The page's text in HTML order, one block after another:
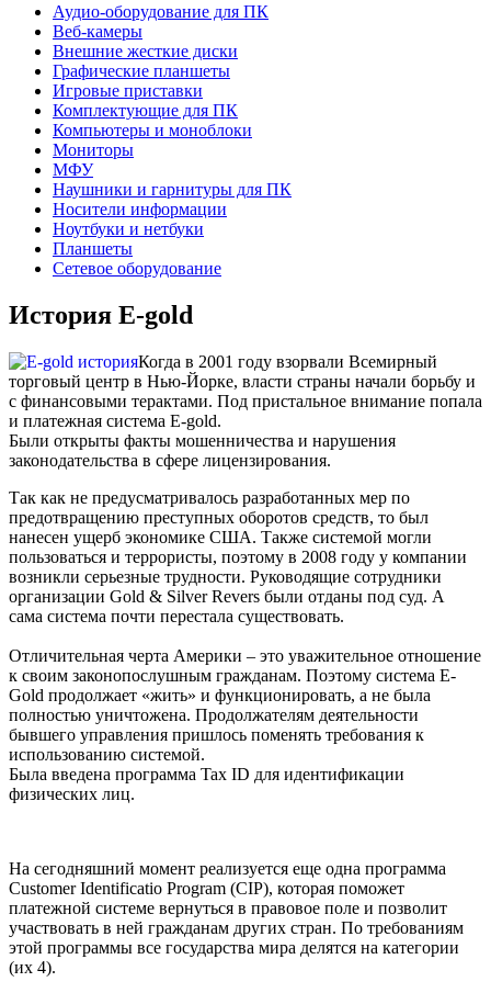
Аудио-оборудование для ПК
Веб-камеры
Внешние жесткие диски
Графические планшеты
Игровые приставки
Комплектующие для ПК
Компьютеры и моноблоки
Мониторы
МФУ
Наушники и гарнитуры для ПК
Носители информации
Ноутбуки и нетбуки
Планшеты
Сетевое оборудование
История E-gold
Когда в 2001 году взорвали Всемирный
торговый центр в Нью-Йорке, власти страны начали борьбу и
с финансовыми терактами. Под пристальное внимание попала
и платежная система E-gold.
Были открыты факты мошенничества и нарушения
законодательства в сфере лицензирования.
Так как не предусматривалось разработанных мер по
предотвращению преступных оборотов средств, то был
нанесен ущерб экономике США. Также системой могли
пользоваться и террористы, поэтому в 2008 году у компании
возникли серьезные трудности. Руководящие сотрудники
организации Gold & Silver Revers были отданы под суд. А
сама система почти перестала существовать.
Отличительная черта Америки – это уважительное отношение
к своим законопослушным гражданам. Поэтому система E-
Gold продолжает «жить» и функционировать, а не была
полностью уничтожена. Продолжателям деятельности
бывшего управления пришлось поменять требования к
использованию системой.
Была введена программа Tax ID для идентификации
физических лиц.
На сегодняшний момент реализуется еще одна программа
Customer Identificatio Program (CIP), которая поможет
платежной системе вернуться в правовое поле и позволит
участвовать в ней гражданам других стран. По требованиям
этой программы все государства мира делятся на категории
(их 4).